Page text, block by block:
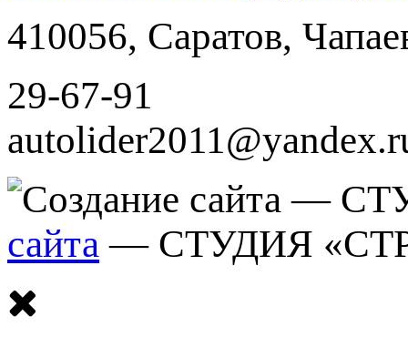
410056, Саратов,
29-67-91
сайта — СТУДИЯ